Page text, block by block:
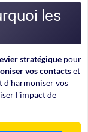
les
stratégique pour
vos contactset
d'harmoniser vos
l'impact de